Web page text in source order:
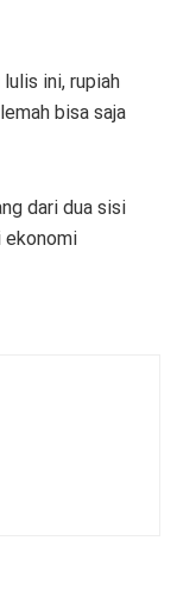
ini, rupiah
bisa saja
dari dua sisi